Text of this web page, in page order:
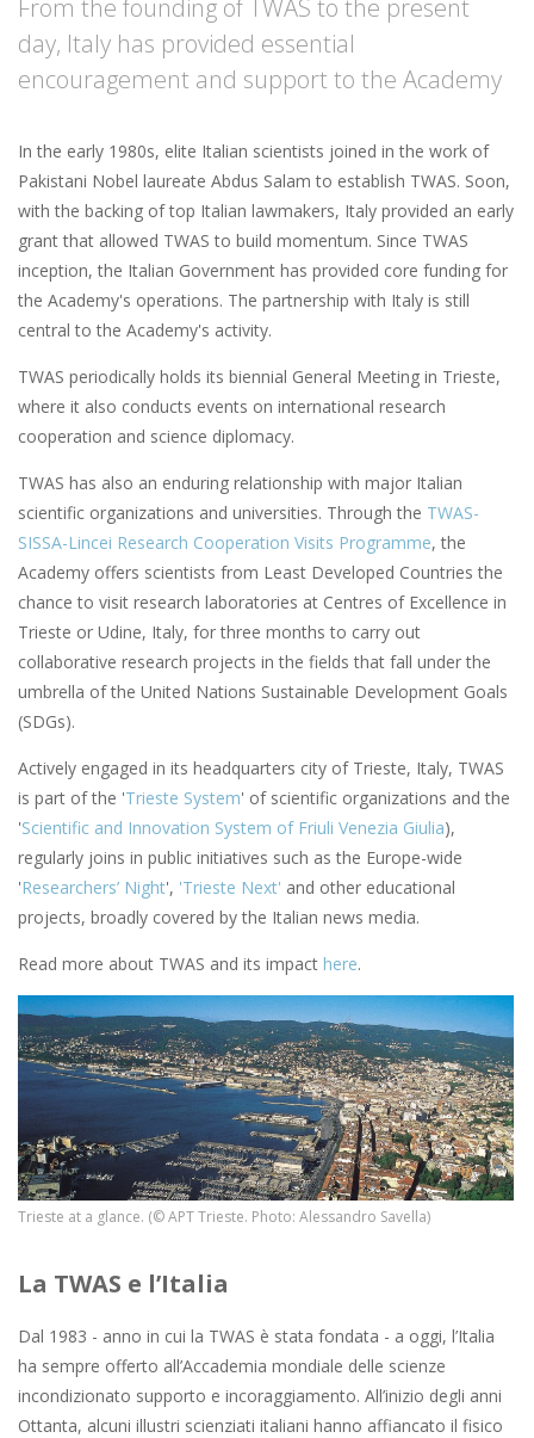
From the founding of TWAS to the present
day, Italy has provided essential
encouragement and support to the Academy
In the early 1980s, elite Italian scientists joined in the work of
Pakistani Nobel laureate Abdus Salam to establish TWAS. Soon,
with the backing of top Italian lawmakers, Italy provided an early
grant that allowed TWAS to build momentum. Since TWAS
inception, the Italian Government has provided core funding for
the Academy's operations. The partnership with Italy is still
central to the Academy's activity.
TWAS periodically holds its biennial General Meeting in Trieste,
where it also conducts events on international research
cooperation and science diplomacy.
TWAS has also an enduring relationship with major Italian
scientific organizations and universities. Through the TWAS-
SISSA-Lincei Research Cooperation Visits Programme, the
Academy offers scientists from Least Developed Countries the
chance to visit research laboratories at Centres of Excellence in
Trieste or Udine, Italy, for three months to carry out
collaborative research projects in the fields that fall under the
umbrella of the United Nations Sustainable Development Goals
(SDGs).
Actively engaged in its headquarters city of Trieste, Italy, TWAS
is part of the 'Trieste System' of scientific organizations and the
'Scientific and Innovation System of Friuli Venezia Giulia),
regularly joins in public initiatives such as the Europe-wide
'Researchers’ Night', 'Trieste Next' and other educational
projects, broadly covered by the Italian news media.
Read more about TWAS and its impact here.
Trieste at a glance. (© APT Trieste. Photo: Alessandro Savella)
La TWAS e l’Italia
Dal 1983 - anno in cui la TWAS è stata fondata - a oggi, l’Italia
ha sempre offerto all’Accademia mondiale delle scienze
incondizionato supporto e incoraggiamento. All’inizio degli anni
Ottanta, alcuni illustri scienziati italiani hanno affiancato il fisico